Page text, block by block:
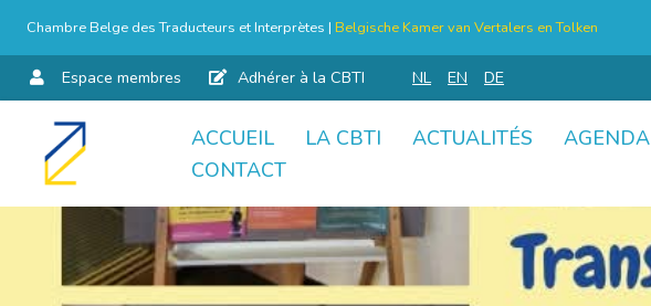
Chambre Belge des Traducteurs et Interprètes | Belgische Kamer van Vertalers en Tolken
Espace membres Adhérer à la CBTI NL EN DE
Aller
ACCUEIL LA CBTI ACTUALITÉS AGENDA
CONTACT